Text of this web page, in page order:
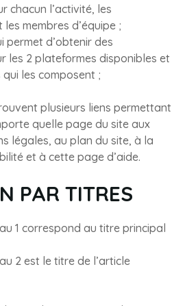
chacun l’activité, les
membres d’équipe ;
permet d’obtenir des
les 2 plateformes disponibles et
qui les composent ;
plusieurs liens permettant
quelle page du site aux
légales, au plan du site, à la
et à cette page d’aide.
PAR TITRES
1 correspond au titre principal
2 est le titre de l’article